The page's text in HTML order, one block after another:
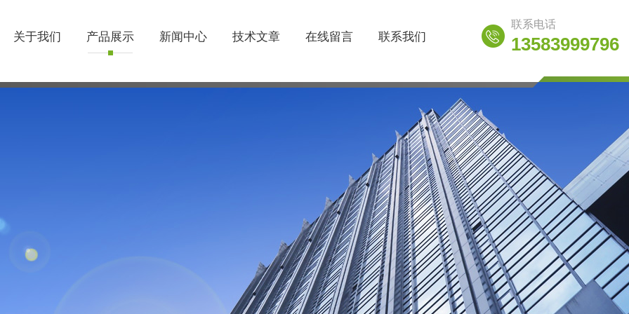
关于我们 产品展示 新闻中心 技术文章 在线留言 联系我们
联系电话
13583999796